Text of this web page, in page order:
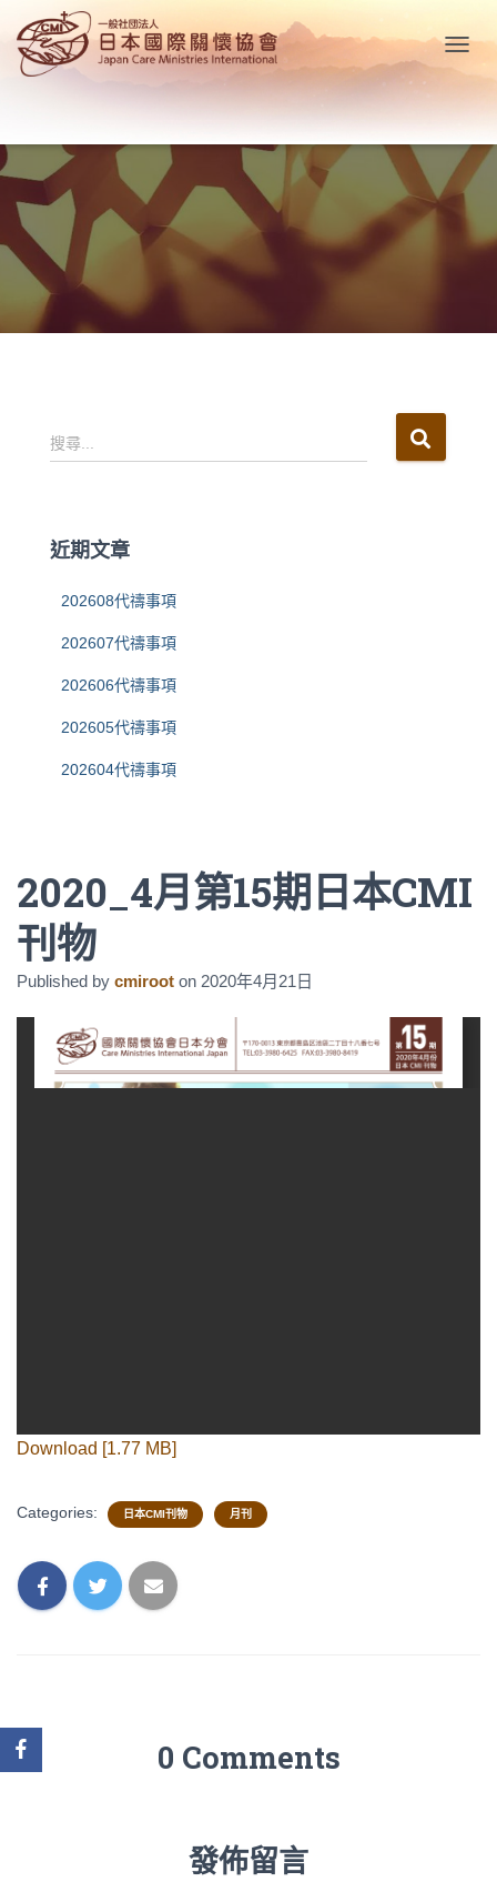
L
E
N
I
搜
尋
:
搜尋...
近期文章
202608代禱事項
202607代禱事項
202606代禱事項
202605代禱事項
202604代禱事項
2020_4月第15期日本CMI
刊物
Published by cmiroot on 2020年4月21日
Download [1.77 MB]
Categories: 日本CMI刊物 月刊
0 Comments
發佈留言